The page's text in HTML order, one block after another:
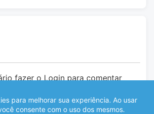
fazer o Login para comentar